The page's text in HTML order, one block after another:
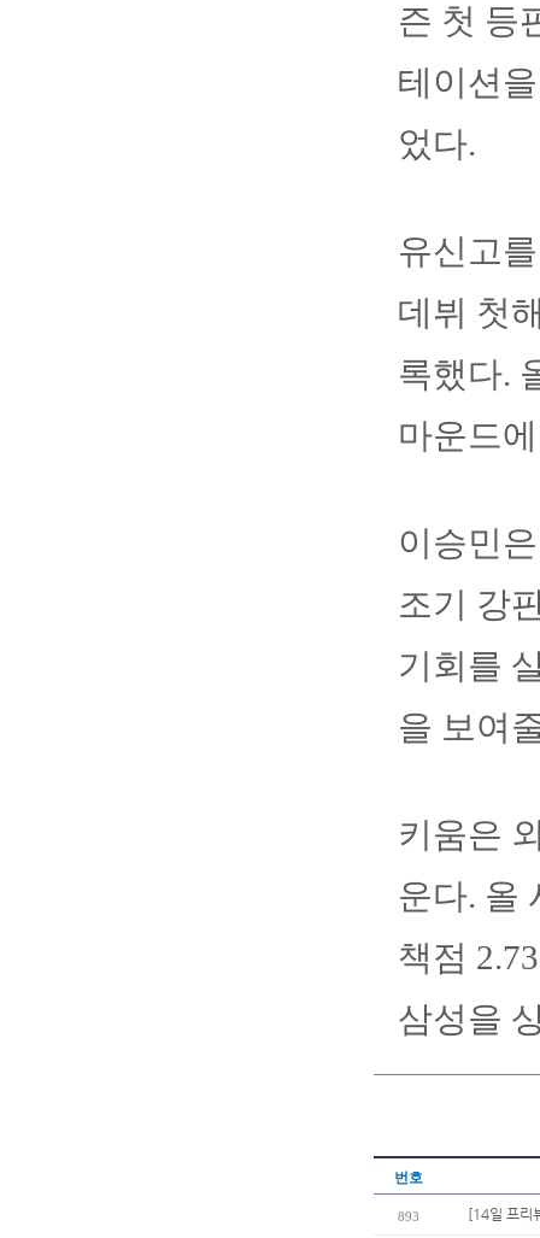
즌 첫 등
테이션
었다.
유신고
데뷔 첫
록했다.
마운드
이승민
조기 강
기회를
을 보여
키움은
운다. 올
책점
삼성을
번호
893 [14일 프리